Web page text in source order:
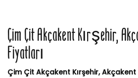
Çim Çit Akçakent Kırşehir,
Fiyatları
Çim Çit Akçakent Kırşehir,